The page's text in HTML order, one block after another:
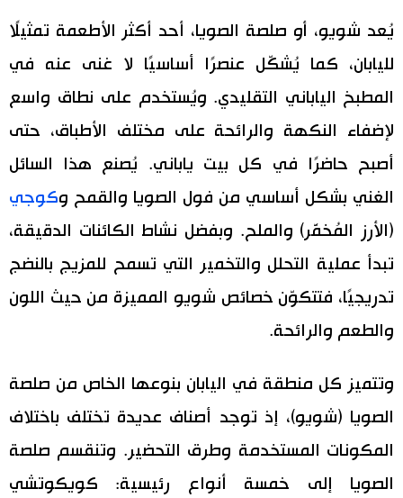
ثقافة
طوكيو
يُعد شويو، أو صلصة الصويا، أحد أكثر الأطعمة تمثيلًا
لليابان، كما يُشكّل عنصرًا أساسيًا لا غنى عنه في
المطبخ الياباني التقليدي. ويُستخدم على نطاق واسع
لإضفاء النكهة والرائحة على مختلف الأطباق، حتى
أصبح حاضرًا في كل بيت ياباني. يُصنع هذا السائل
الغني بشكل أساسي من فول الصويا والقمح وكوجي
(الأرز المُخمَّر) والملح. وبفضل نشاط الكائنات الدقيقة،
تبدأ عملية التحلل والتخمير التي تسمح للمزيج بالنضج
تدريجيًا، فتتكوّن خصائص شويو المميزة من حيث اللون
والطعم والرائحة.
وتتميز كل منطقة في اليابان بنوعها الخاص من صلصة
الصويا (شويو)، إذ توجد أصناف عديدة تختلف باختلاف
المكونات المستخدمة وطرق التحضير. وتنقسم صلصة
الصويا إلى خمسة أنواع رئيسية: كويكوتشي